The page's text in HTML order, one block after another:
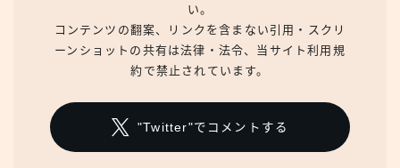
い。
コンテンツの翻案、リンクを含まない引用・スクリ
ーンショットの共有は法律・法令、当サイト利用規
約で禁止されています。
"Twitter"でコメントする